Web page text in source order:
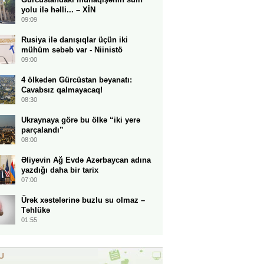
yolu ilə həlli... – XİN
09:09
Rusiya ilə danışıqlar üçün iki
mühüm səbəb var - Niinistö
09:00
4 ölkədən Gürcüstan bəyanatı:
Cavabsız qalmayacaq!
08:30
Ukraynaya görə bu ölkə “iki yerə
parçalandı”
08:00
Əliyevin Ağ Evdə Azərbaycan adına
yazdığı daha bir tarix
07:00
Ürək xəstələrinə buzlu su olmaz –
Təhlükə
01:55